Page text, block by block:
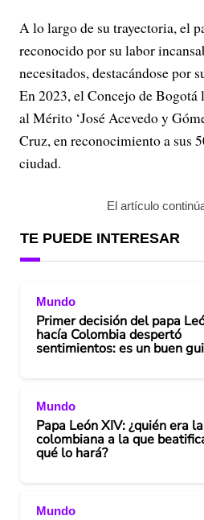
A lo largo de su trayectoria, el
reconocido por su labor
necesitados, destacándose por
En 2023, el Concejo de
al Mérito ‘José Acevedo y
Cruz, en reconocimiento a sus
ciudad.
El artículo
TE PUEDE INTERESAR
Mundo
Primer decisión del papa
hacía Colombia despertó
sentimientos: es un buen
Mundo
Papa León XIV: ¿quién era
colombiana a la que
qué lo hará?
Mundo